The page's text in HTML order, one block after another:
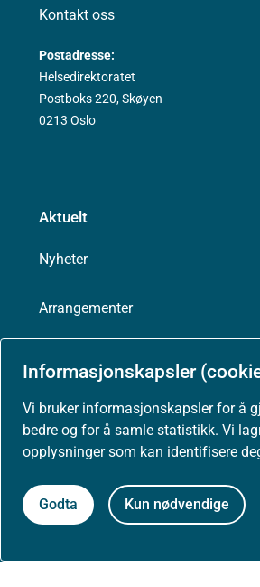
Informasjonskapsler
Vi bruker informasjonskapsler for å
bedre og for å samle statistikk. Vi
opplysninger som kan identifisere
Godta Kun nødvendige
Kontakt oss
Postadresse:
Helsedirektoratet
Postboks 220, Skøyen
0213 Oslo
Aktuelt
Nyheter
Arrangementer
Presse
Om nettstedet